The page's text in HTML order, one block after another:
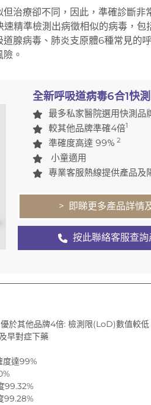
治療卻不同，因此，準確診斷非
精準檢測出病徵相似的病毒，包
腺病毒、肺炎支原體6種常見的
。
全新呼吸道病毒6合1快測
最多私家醫院選用快測品
較其他品牌準確4倍1
準確度高達 99% 2
小童適用
專業客服熱線提供產品及
> 即睇更多產品詳情
按此聯絡客服查
於其他品牌4倍: 檢測限(LoD)數值較
早對症下藥
度達99%
99.32%
99.28%